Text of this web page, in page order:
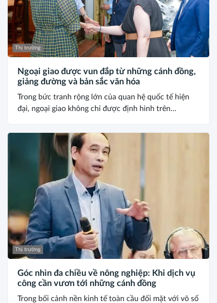
Thị trường
Ngoại giao được vun đắp từ những cánh đồng,
giảng đường và bản sắc văn hóa
Trong bức tranh rộng lớn của quan hệ quốc tế hiện
đại, ngoại giao không chỉ được định hình trên...
Thị trường
Góc nhìn đa chiều về nông nghiệp: Khi dịch vụ
công cần vươn tới những cánh đồng
Trong bối cảnh nền kinh tế toàn cầu đối mặt với vô số